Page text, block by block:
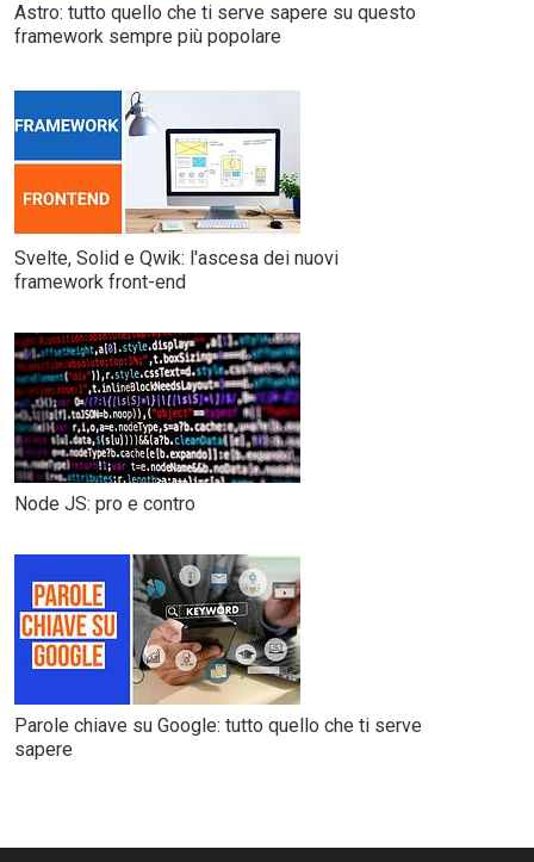
Astro: tutto quello che ti serve sapere su questo
framework sempre più popolare
Svelte, Solid e Qwik: l'ascesa dei nuovi
framework front-end
Node JS: pro e contro
Parole chiave su Google: tutto quello che ti serve
sapere